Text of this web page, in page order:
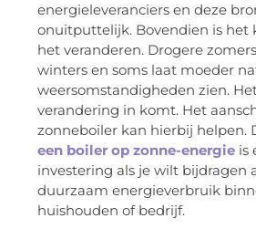
energieleveranciers en deze
onuitputtelijk. Bovendien is het
het veranderen. Drogere
winters en soms laat moeder
weersomstandigheden zien.
verandering in komt. Het
zonneboiler kan hierbij helpen.
een boiler op zonne-energie is
investering als je wilt bijdragen
duurzaam energieverbruik
huishouden of bedrijf.